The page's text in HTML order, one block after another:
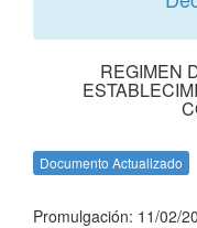
REGIMEN
Documento Actualizado
Promulgación: 11/02/